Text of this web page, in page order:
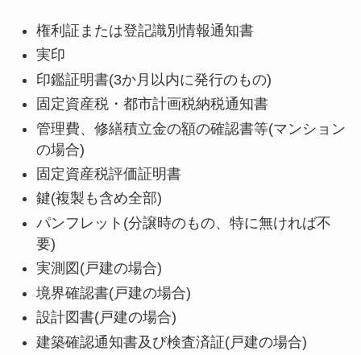
権利証または登記識別情報通知書
実印
印鑑証明書(3か月以内に発行のもの)
固定資産税・都市計画税納税通知書
管理費、修繕積立金の額の確認書等(マンション
の場合)
固定資産税評価証明書
鍵(複製も含め全部)
パンフレット(分譲時のもの、特に無ければ不
要)
実測図(戸建の場合)
境界確認書(戸建の場合)
設計図書(戸建の場合)
建築確認通知書及び検査済証(戸建の場合)